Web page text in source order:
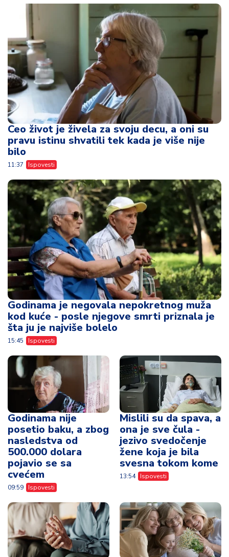
Ceo život je živela za svoju decu, a oni su
pravu istinu shvatili tek kada je više nije
bilo
11:37 Ispovesti
Godinama je negovala nepokretnog muža
kod kuće - posle njegove smrti priznala je
šta ju je najviše bolelo
15:45 Ispovesti
Godinama nije
posetio baku, a zbog
nasledstva od
500.000 dolara
pojavio se sa
cvećem
09:59 Ispovesti
Mislili su da spava, a
ona je sve čula -
jezivo svedočenje
žene koja je bila
svesna tokom kome
13:54 Ispovesti